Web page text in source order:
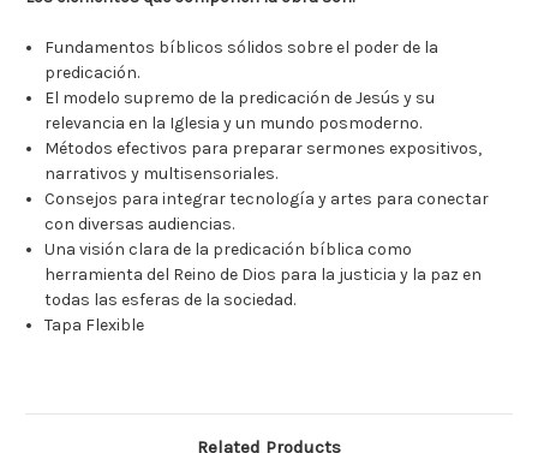
Fundamentos bíblicos sólidos sobre el poder de la
predicación.
El modelo supremo de la predicación de Jesús y su
relevancia en la Iglesia y un mundo posmoderno.
Métodos efectivos para preparar sermones expositivos,
narrativos y multisensoriales.
Consejos para integrar tecnología y artes para conectar
con diversas audiencias.
Una visión clara de la predicación bíblica como
herramienta del Reino de Dios para la justicia y la paz en
todas las esferas de la sociedad.
Tapa Flexible
Related Products